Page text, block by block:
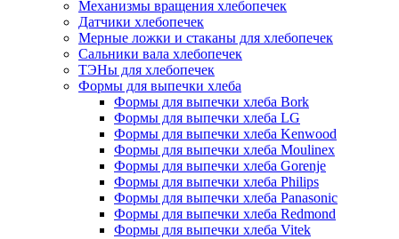
Механизмы вращения хлебопечек
Датчики хлебопечек
Мерные ложки и стаканы для хлебопечек
Сальники вала хлебопечек
ТЭНы для хлебопечек
Формы для выпечки хлеба
Формы для выпечки хлеба Bork
Формы для выпечки хлеба LG
Формы для выпечки хлеба Kenwood
Формы для выпечки хлеба Moulinex
Формы для выпечки хлеба Gorenje
Формы для выпечки хлеба Philips
Формы для выпечки хлеба Panasonic
Формы для выпечки хлеба Redmond
Формы для выпечки хлеба Vitek